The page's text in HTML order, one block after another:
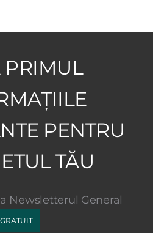
PRIMUL
PENTRU
TĂU
Newsletterul General
GRATUIT